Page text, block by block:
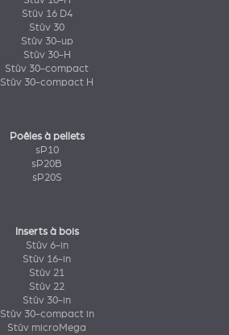
Stûv 16 D4
Stûv 30
Stûv 30-up
Stûv 30-H
Stûv 30-compact
Stûv 30-compact H
Poêles à pellets
sP10
sP20B
sP20S
Inserts à bois
Stûv 6-in
Stûv 16-in
Stûv 21
Stûv 22
Stûv 30-in
Stûv 30-compact in
Stûv microMega